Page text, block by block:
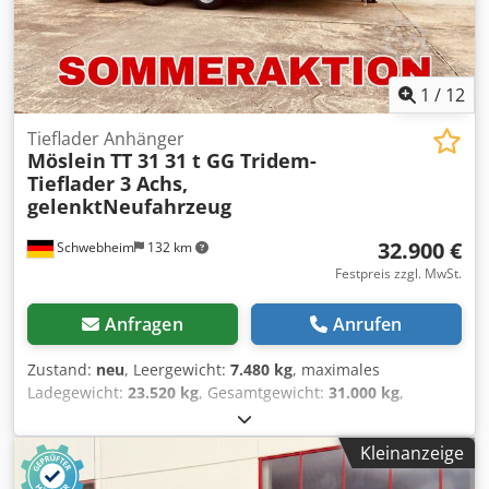
Irrtümer und Änderungen vorbehalten, Muster- Bilder --,
Mehr Daten unter: !, More Details: ! Dedezrdwnjpfx Aqlekr
1 / 12
Schwebheim 132 km
Tieflader Anhänger
Möslein TT 31 31 t GG Tridem-
Tieflader 3 Achs,
gelenktNeufahrzeug
32.900 €
Festpreis zzgl. MwSt.
Anfragen Anrufen
Zustand: neu, Leergewicht: 7.480 kg, maximales
Ladegewicht: 23.520 kg, Gesamtgewicht: 31.000 kg,
3 Achsen
mm, Laderaumbreite:2.550 mm, Federung:Luft,
Reifengröße:
235 / 75 R 17,5, Farbe:Sonstige , Getriebetyp:
Sonstige, Vorderreifengröße: 235 / 75 R 17,5
Kleinanzeige